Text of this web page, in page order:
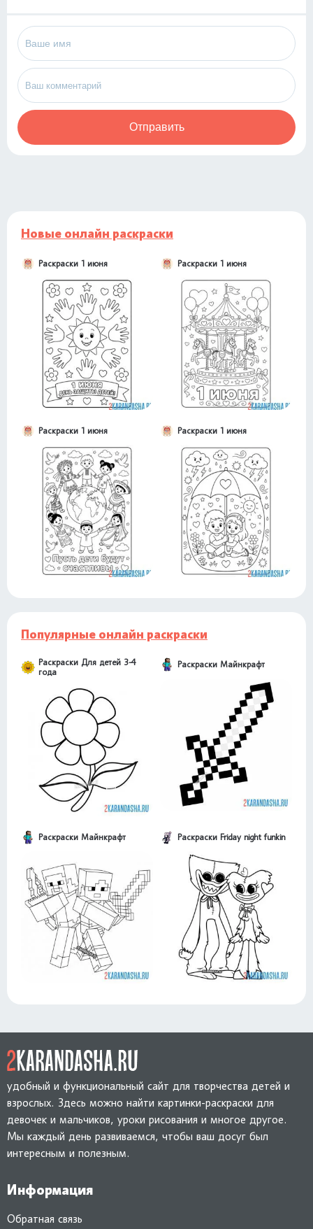
Отправить
Новые онлайн раскраски
Раскраски 1 июня Раскраски 1 июня
Раскраски 1 июня Раскраски 1 июня
Популярные онлайн раскраски
Раскраски Для детей 3-4
года
Раскраски Майнкрафт
Раскраски Майнкрафт Раскраски Friday night funkin
удобный и функциональный сайт для творчества детей и
взрослых. Здесь можно найти картинки-раскраски для
девочек и мальчиков, уроки рисования и многое другое.
Мы каждый день развиваемся, чтобы ваш досуг был
интересным и полезным.
Информация
Обратная связь